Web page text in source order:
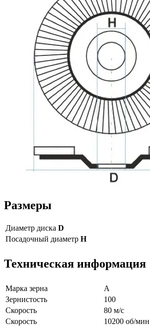
Размеры
Диаметр диска D
Посадочный диаметр H
Техническая информация
Марка зерна
А
Зернистость
100
Скорость
80 м/с
Скорость
10200 об/мин